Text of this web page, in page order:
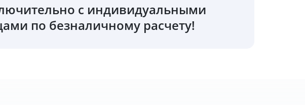
с индивидуальными
по безналичному расчету!